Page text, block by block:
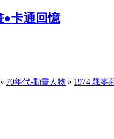
» 70年代-動畫人物 » 1974 飄零